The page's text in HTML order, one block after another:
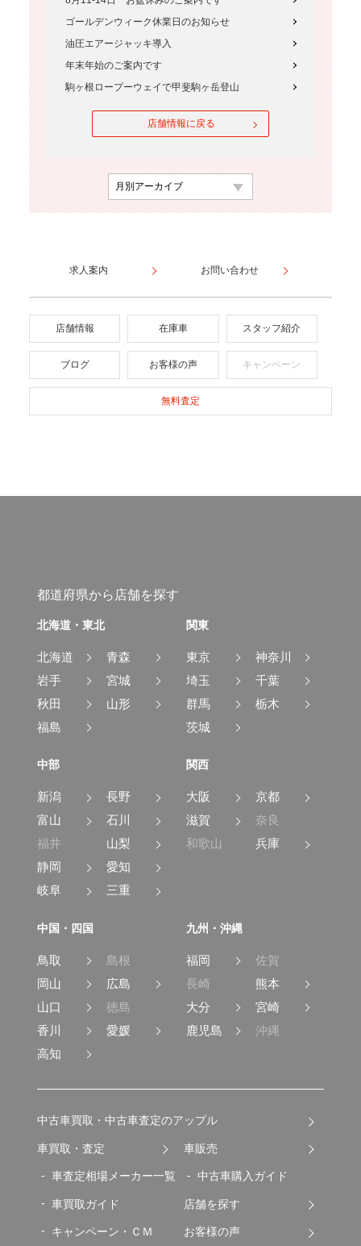
ゴールデンウィーク休業日のお知らせ
油圧エアージャッキ導入
年末年始のご案内です
駒ヶ根ロープーウェイで甲斐駒ヶ岳登山
店舗情報に戻る
求人案内 お問い合わせ
店舗情報 在庫車 スタッフ紹介
ブログ お客様の声 キャンペーン
無料査定
都道府県から店舗を探す
北海道・東北
北海道
青森
岩手
宮城
秋田
山形
福島
関東
東京
神奈川
埼玉
千葉
群馬
栃木
茨城
中部
新潟
長野
富山
石川
福井
山梨
静岡
愛知
岐阜
三重
関西
大阪
京都
滋賀
奈良
和歌山
兵庫
中国・四国
鳥取
島根
岡山
広島
山口
徳島
香川
愛媛
高知
九州・沖縄
福岡
佐賀
長崎
熊本
大分
宮崎
鹿児島
沖縄
中古車買取・中古車査定のアップル
車買取・査定
車査定相場メーカー一覧
車買取ガイド
キャンペーン・ＣＭ
車販売
中古車購入ガイド
店舗を探す
お客様の声